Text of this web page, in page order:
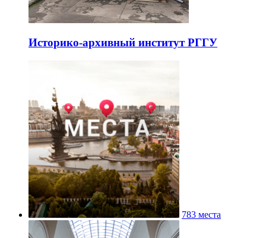
Историко-архивный институт РГГУ
783 места